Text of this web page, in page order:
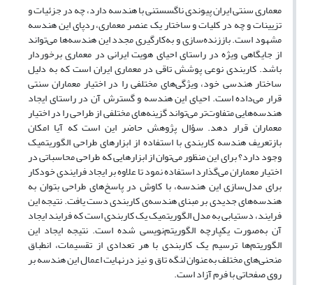
معماری سنتی ایران پیوندی ناگسستنی با هندسه دارد، چه در جزئیات و
تزیینات و چه در کلیات و ساختار یک عنصر معماری، ردپای این هندسه
مشهود است. باززنده‌سازی و به‌کارگیری مجدد این هندسه‌ها می‌تواند
از جایگاهی ویژه در راستای احیای هویت ایرانی در معماری برخوردار
باشد. کاربندی نوعی پوشش تاقی در معماری ایران است که به دلیل
ساختار هندسی خود، ویژگی‌های مختلفی را در اختیار معماران سنتی
قرار می‌داده است. احیای این هندسه و گسترش آن در راستای ایجاد
هندسه‌هایی متفاوت‌تر می‌تواند گزینه‌های مختلفی از طراحی را در اختیار
معماران قرار دهد. سؤال پژوهش حاضر این است که آیا امکان
بازتعریف هندسه کاربندی با استفاده از ابزارهای طراحی الگوریتمیک
وجود دارد؟ برای این منظور می‌توان از ابزارهایی که طراحی محاسباتی در
اختیار معماران می‌گذارد استفاده نمود تا علاوه بر ایجاد فرایندی خودکار
برای مدل‌سازی این هندسه، با کاوش در پاسخ‌های طراحی بتوان به
هندسه‌های جدیدی بر مبنای هندسه‌ی کاربندی دست یافت. نتیجه این
فرایند، دستیابی به مدل الگوریتمیک یک کاربندی است که فرایند ایجاد
آن به‌صورت یکپارچه الگوریتم‌نویسی شده است. نتیجه ایجاد این
الگوریتم‌ها ترسیم یک کاربندی با هر تعدادی از تقسیمات، انطباق
منحنی‌های مختلف به‌عنوان لنگه تاق و نیز درنهایت اعمال این هندسه بر
روی صفحاتی با فرم آزاد است.